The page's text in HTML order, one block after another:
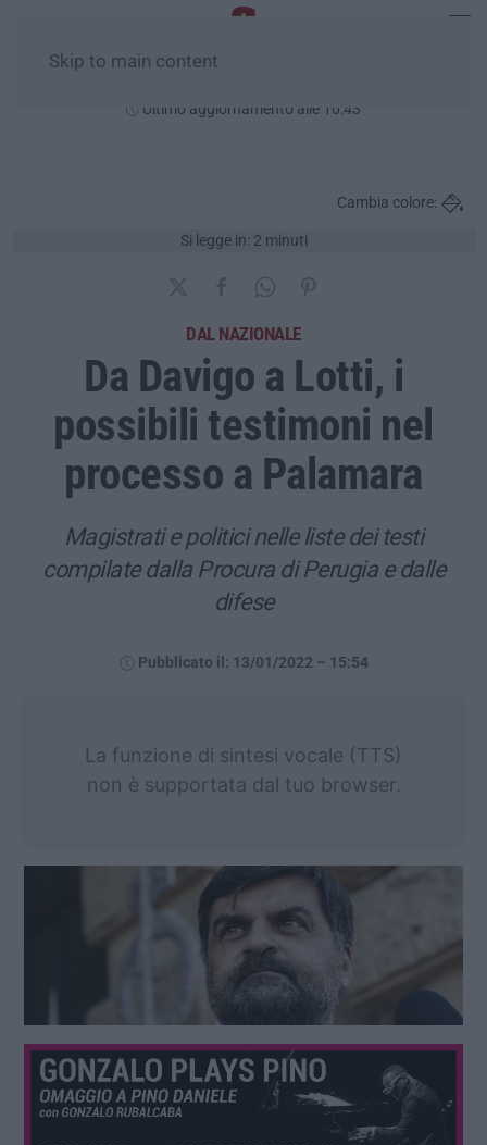
Skip to main content
Ultimo aggiornamento alle 10:43
Si legge in: 2 minuti
Cambia colore:
DAL NAZIONALE
Da Davigo a Lotti, i
possibili testimoni nel
processo a Palamara
Magistrati e politici nelle liste dei testi
compilate dalla Procura di Perugia e dalle
difese
Pubblicato il: 13/01/2022 – 15:54
La funzione di sintesi vocale (TTS)
non è supportata dal tuo browser.